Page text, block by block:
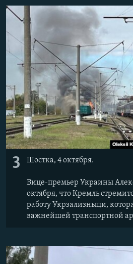
3 Шостка, 4 октября.
Вице-премьер Украины
октября, что Кремль
работу Укрзализныци,
важнейшей транспортной